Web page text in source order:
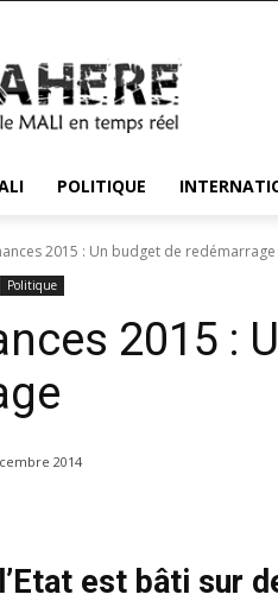
POLITIQUE
2015 : Un budget de redémarrage
Politique
2015 :
2014
est bâti sur